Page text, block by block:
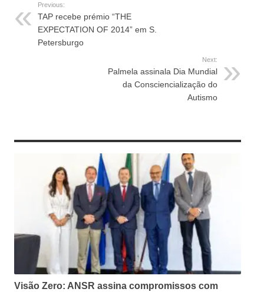
Previous:
TAP recebe prémio “THE
EXPECTATION OF 2014” em S.
Petersburgo
Next:
Palmela assinala Dia Mundial
da Consciencialização do
Autismo
Visão Zero: ANSR assina compromissos com